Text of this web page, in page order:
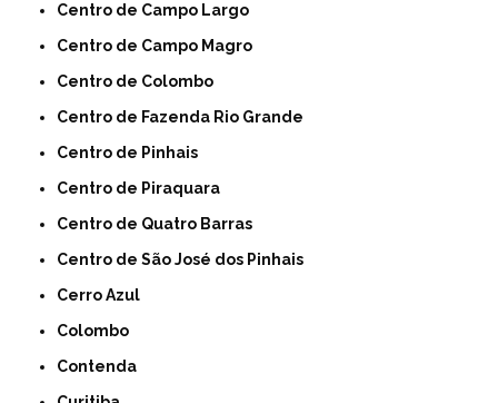
Centro de Campo Largo
Centro de Campo Magro
Centro de Colombo
Centro de Fazenda Rio Grande
Centro de Pinhais
Centro de Piraquara
Centro de Quatro Barras
Centro de São José dos Pinhais
Cerro Azul
Colombo
Contenda